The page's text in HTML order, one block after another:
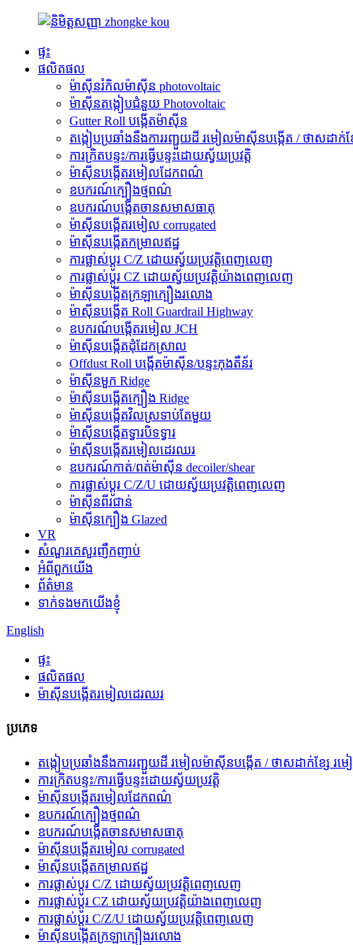
ផ្ទះ
ផលិតផល
ម៉ាស៊ីនរំកិលម៉ាស៊ីន photovoltaic
ម៉ាស៊ីនតង្កៀបជំនួយ Photovoltaic
Gutter Roll បង្កើតម៉ាស៊ីន
តង្កៀបប្រឆាំងនឹងការរញ្ជួយដី រមៀលម៉ាស៊ីនបង្កើត / ថាសដាក់
ការ​ក្រិត​បន្ទះ​/ការ​ធ្វើ​បន្ទះ​ដោយ​ស្វ័យ​ប្រវត្តិ
ម៉ាស៊ីនបង្កើតរមៀលដែកពណ៌
ឧបករណ៍ក្បឿងថ្មពណ៌
ឧបករណ៍បង្កើតចានសមាសធាតុ
ម៉ាស៊ីនបង្កើតរមៀល corrugated
ម៉ាស៊ីនបង្កើតកម្រាលឥដ្ឋ
ការផ្លាស់ប្តូរ C/Z ដោយស្វ័យប្រវត្តិពេញលេញ
ការផ្លាស់ប្តូរ CZ ដោយស្វ័យប្រវត្តិយ៉ាងពេញលេញ
ម៉ាស៊ីនបង្កើតក្រឡាក្បឿងរលោង
ម៉ាស៊ីនបង្កើត Roll Guardrail Highway
ឧបករណ៍បង្កើតរមៀល JCH
ម៉ាស៊ីនបង្កើតដុំដែកស្រាល
Offdust Roll បង្កើតម៉ាស៊ីន/បន្ទះកុងតឺន័រ
ម៉ាស៊ីនមួក Ridge
ម៉ាស៊ីនបង្កើតក្បឿង Ridge
ម៉ាស៊ីនបង្កើតវិលស្រទាប់តែមួយ
ម៉ាស៊ីនបង្កើតទ្វារបិទទ្វារ
ម៉ាស៊ីនបង្កើតរមៀលដេរឈរ
ឧបករណ៍កាត់/ពត់ម៉ាស៊ីន decoiler/shear
ការផ្លាស់ប្តូរ C/Z/U ដោយស្វ័យប្រវត្តិពេញលេញ
ម៉ាស៊ីនពីរជាន់
ម៉ាស៊ីនក្បឿង Glazed
VR
សំណួរគេសួរញឹកញាប់
អំពីពួកយើង
ព័ត៌មាន
ទាក់ទងមកយើងខ្ញុំ
English
ផ្ទះ
ផលិតផល
ម៉ាស៊ីនបង្កើតរមៀលដេរឈរ
ប្រភេទ
តង្កៀបប្រឆាំងនឹងការរញ្ជួយដី រមៀលម៉ាស៊ីនបង្កើត / ថាសដាក់ខ្សែ រ
ការ​ក្រិត​បន្ទះ​/ការ​ធ្វើ​បន្ទះ​ដោយ​ស្វ័យ​ប្រវត្តិ
ម៉ាស៊ីនបង្កើតរមៀលដែកពណ៌
ឧបករណ៍ក្បឿងថ្មពណ៌
ឧបករណ៍បង្កើតចានសមាសធាតុ
ម៉ាស៊ីនបង្កើតរមៀល corrugated
ម៉ាស៊ីនបង្កើតកម្រាលឥដ្ឋ
ការផ្លាស់ប្តូរ C/Z ដោយស្វ័យប្រវត្តិពេញលេញ
ការផ្លាស់ប្តូរ CZ ដោយស្វ័យប្រវត្តិយ៉ាងពេញលេញ
ការផ្លាស់ប្តូរ C/Z/U ដោយស្វ័យប្រវត្តិពេញលេញ
ម៉ាស៊ីនបង្កើតក្រឡាក្បឿងរលោង